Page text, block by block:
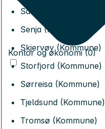
Salangen (Kommune)
Senja (Kommune)
Skjervøy (Kommune)
Storfjord (Kommune)
Sørreisa (Kommune)
Tjeldsund (Kommune)
Tromsø (Kommune)
Kontor og økonomi (0)